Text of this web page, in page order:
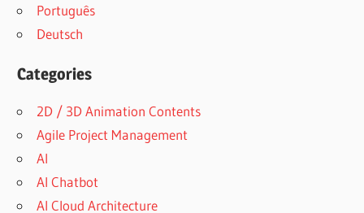
Português
Deutsch
Categories
2D / 3D Animation Contents
Agile Project Management
AI
AI Chatbot
AI Cloud Architecture